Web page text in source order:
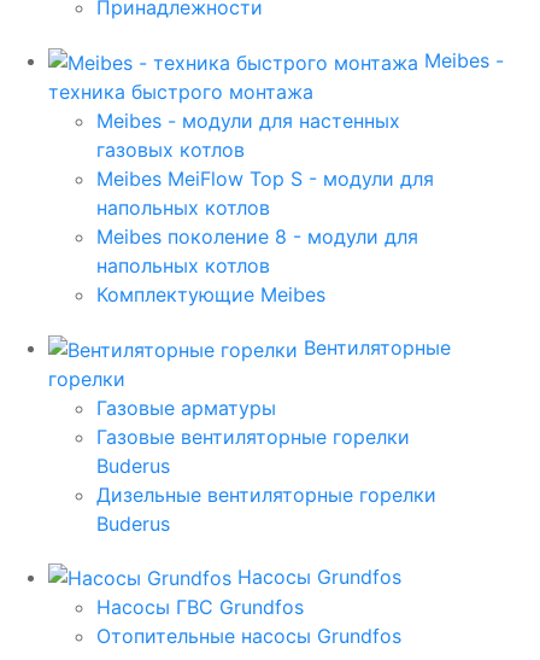
Принадлежности
Meibes -
техника быстрого монтажа
Meibes - модули для настенных
газовых котлов
Meibes MeiFlow Top S - модули для
напольных котлов
Meibes поколение 8 - модули для
напольных котлов
Комплектующие Meibes
Вентиляторные
горелки
Газовые арматуры
Газовые вентиляторные горелки
Buderus
Дизельные вентиляторные горелки
Buderus
Насосы Grundfos
Насосы ГВС Grundfos
Отопительные насосы Grundfos